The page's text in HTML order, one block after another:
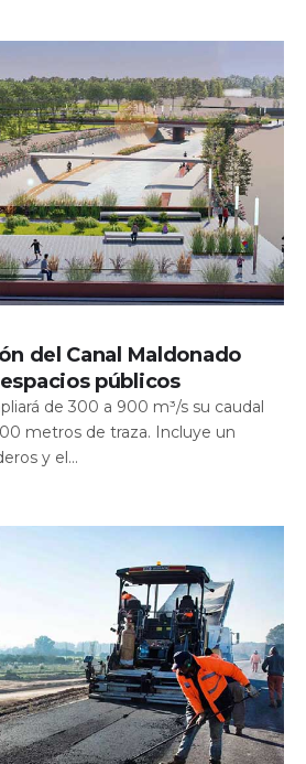
del Canal Maldonado
públicos
de 300 a 900 m³/s su caudal
metros de traza. Incluye un
y el...